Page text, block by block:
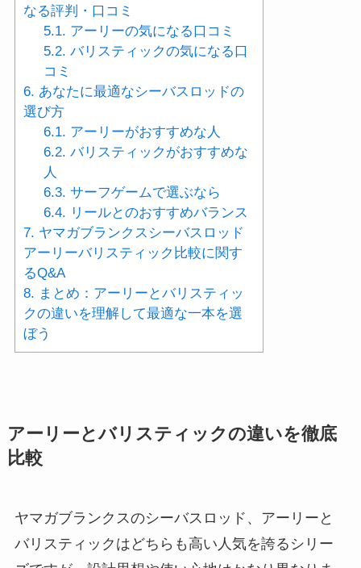
なる評判・口コミ
5.1. アーリーの気になる口コミ
5.2. バリスティックの気になる口
コミ
6. あなたに最適なシーバスロッドの
選び方
6.1. アーリーがおすすめな人
6.2. バリスティックがおすすめな
人
6.3. サーフゲームで選ぶなら
6.4. リールとのおすすめバランス
7. ヤマガブランクスシーバスロッド
アーリーバリスティック比較に関す
るQ&A
8. まとめ：アーリーとバリスティッ
クの違いを理解して最適な一本を選
ぼう
アーリーとバリスティックの違いを徹底
比較
ヤマガブランクスのシーバスロッド、アーリーと
バリスティックはどちらも高い人気を誇るシリー